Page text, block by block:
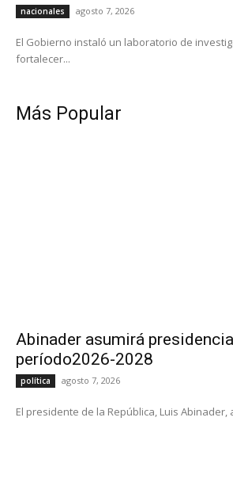
nacionales agosto 7, 2026
El Gobierno instaló un laboratorio de
fortalecer...
Más Popular
Abinader asumirá
período2026-2028
política agosto 7, 2026
El presidente de la República, Luis Abinader,